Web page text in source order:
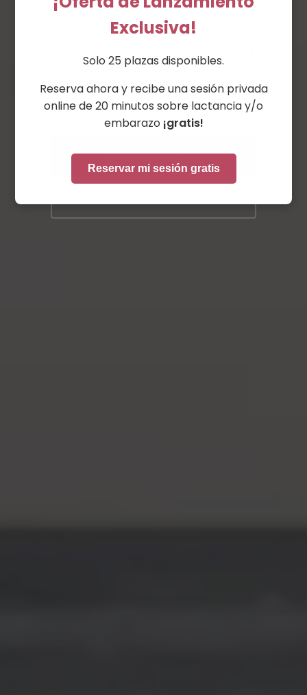
Lactancia & More
Cuidado maternal especializado en la
comodidad de tu hogar
Reserva tu cita
Exclusiva!
Solo 25 plazas disponibles.
Reserva ahora y recibe una sesión privada
online de 20 minutos sobre lactancia y/o
embarazo ¡gratis!
Reservar mi sesión gratis